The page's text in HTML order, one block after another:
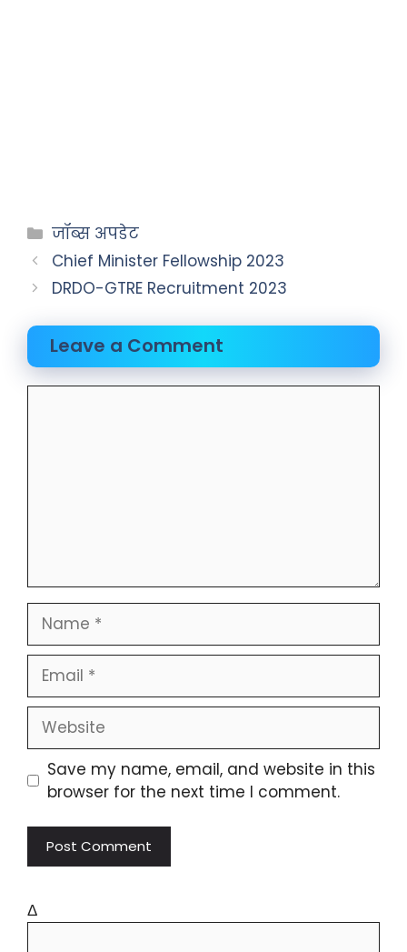
जॉब्स अपडेट
Chief Minister Fellowship 2023
DRDO-GTRE Recruitment 2023
Leave a Comment
Save my name, email, and website in this
browser for the next time I comment.
Δ